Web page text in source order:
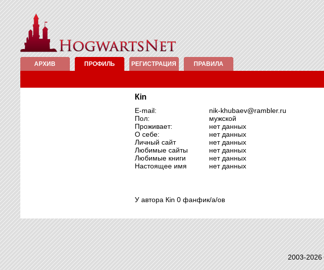
АРХИВ ПРОФИЛЬ РЕГИСТРАЦИЯ ПРАВИЛА
Кin
E-mail:
nik-khubaev@rambler.ru
Пол:
мужской
Проживает:
нет данных
О себе:
нет данных
Личный сайт
нет данных
Любимые сайты
нет данных
Любимые книги
нет данных
Настоящее имя
нет данных
У автора Кin 0 фанфик/а/ов
2003-